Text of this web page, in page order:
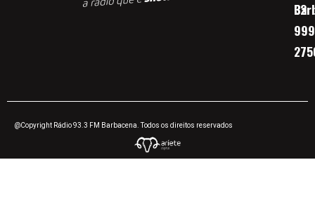
32
@Copyright Rádio 93.3 FM Barbacena. Todos os direitos reservados